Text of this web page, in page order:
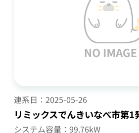
連系日： 2025-05-26
リミックスでんきいなべ市第1
システム容量：99.76kW